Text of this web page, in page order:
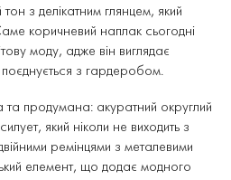
з делікатним глянцем, який
коричневий наплак сьогодні
моду, адже він виглядає
з гардеробом.
продумана: акуратний округлий
який ніколи не виходить з
ремінцями з металевими
елемент, що додає модного